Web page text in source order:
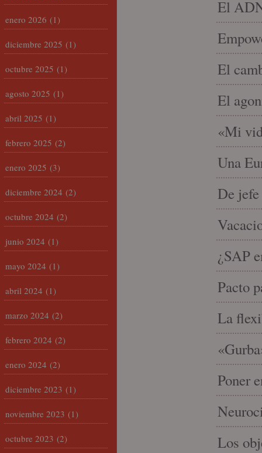
El
El
El
«Mi
Una
De
¿SAP
Pacto
La
Poner
Los
enero 2026 (1)
diciembre 2025 (1)
octubre 2025 (1)
agosto 2025 (1)
abril 2025 (1)
febrero 2025 (2)
enero 2025 (3)
diciembre 2024 (2)
octubre 2024 (2)
junio 2024 (1)
mayo 2024 (1)
abril 2024 (1)
marzo 2024 (2)
febrero 2024 (2)
enero 2024 (2)
diciembre 2023 (1)
noviembre 2023 (1)
octubre 2023 (2)